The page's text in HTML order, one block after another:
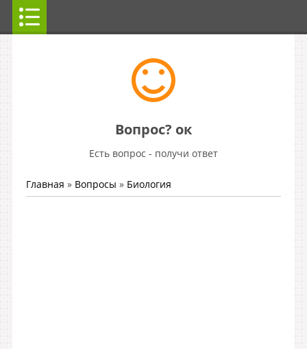
Вопрос? ок
Есть вопрос - получи ответ
Главная » Вопросы » Биология